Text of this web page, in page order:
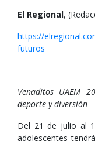
El Regional,
https://
futuros
Venaditos UAEM
deporte y diversión
Del 21 de julio al
adolescentes